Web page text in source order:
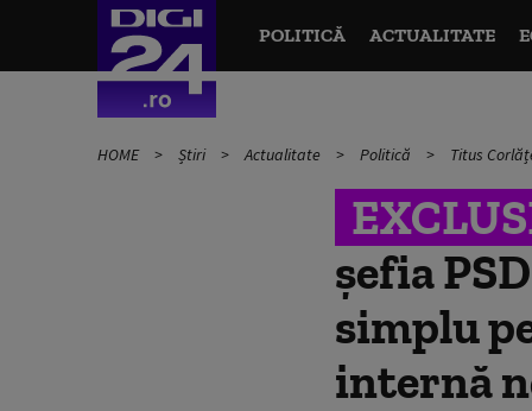
POLITICĂ ACTUALITATE
HOME Știri Actualitate Politică Titus
șefia
simplu
internă